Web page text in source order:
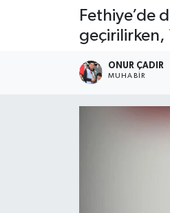
Fethiye’de
geçirilirken,
ONUR ÇADIR
MUHABİR
Tüm Manşetler
Son Dakika Haberleri